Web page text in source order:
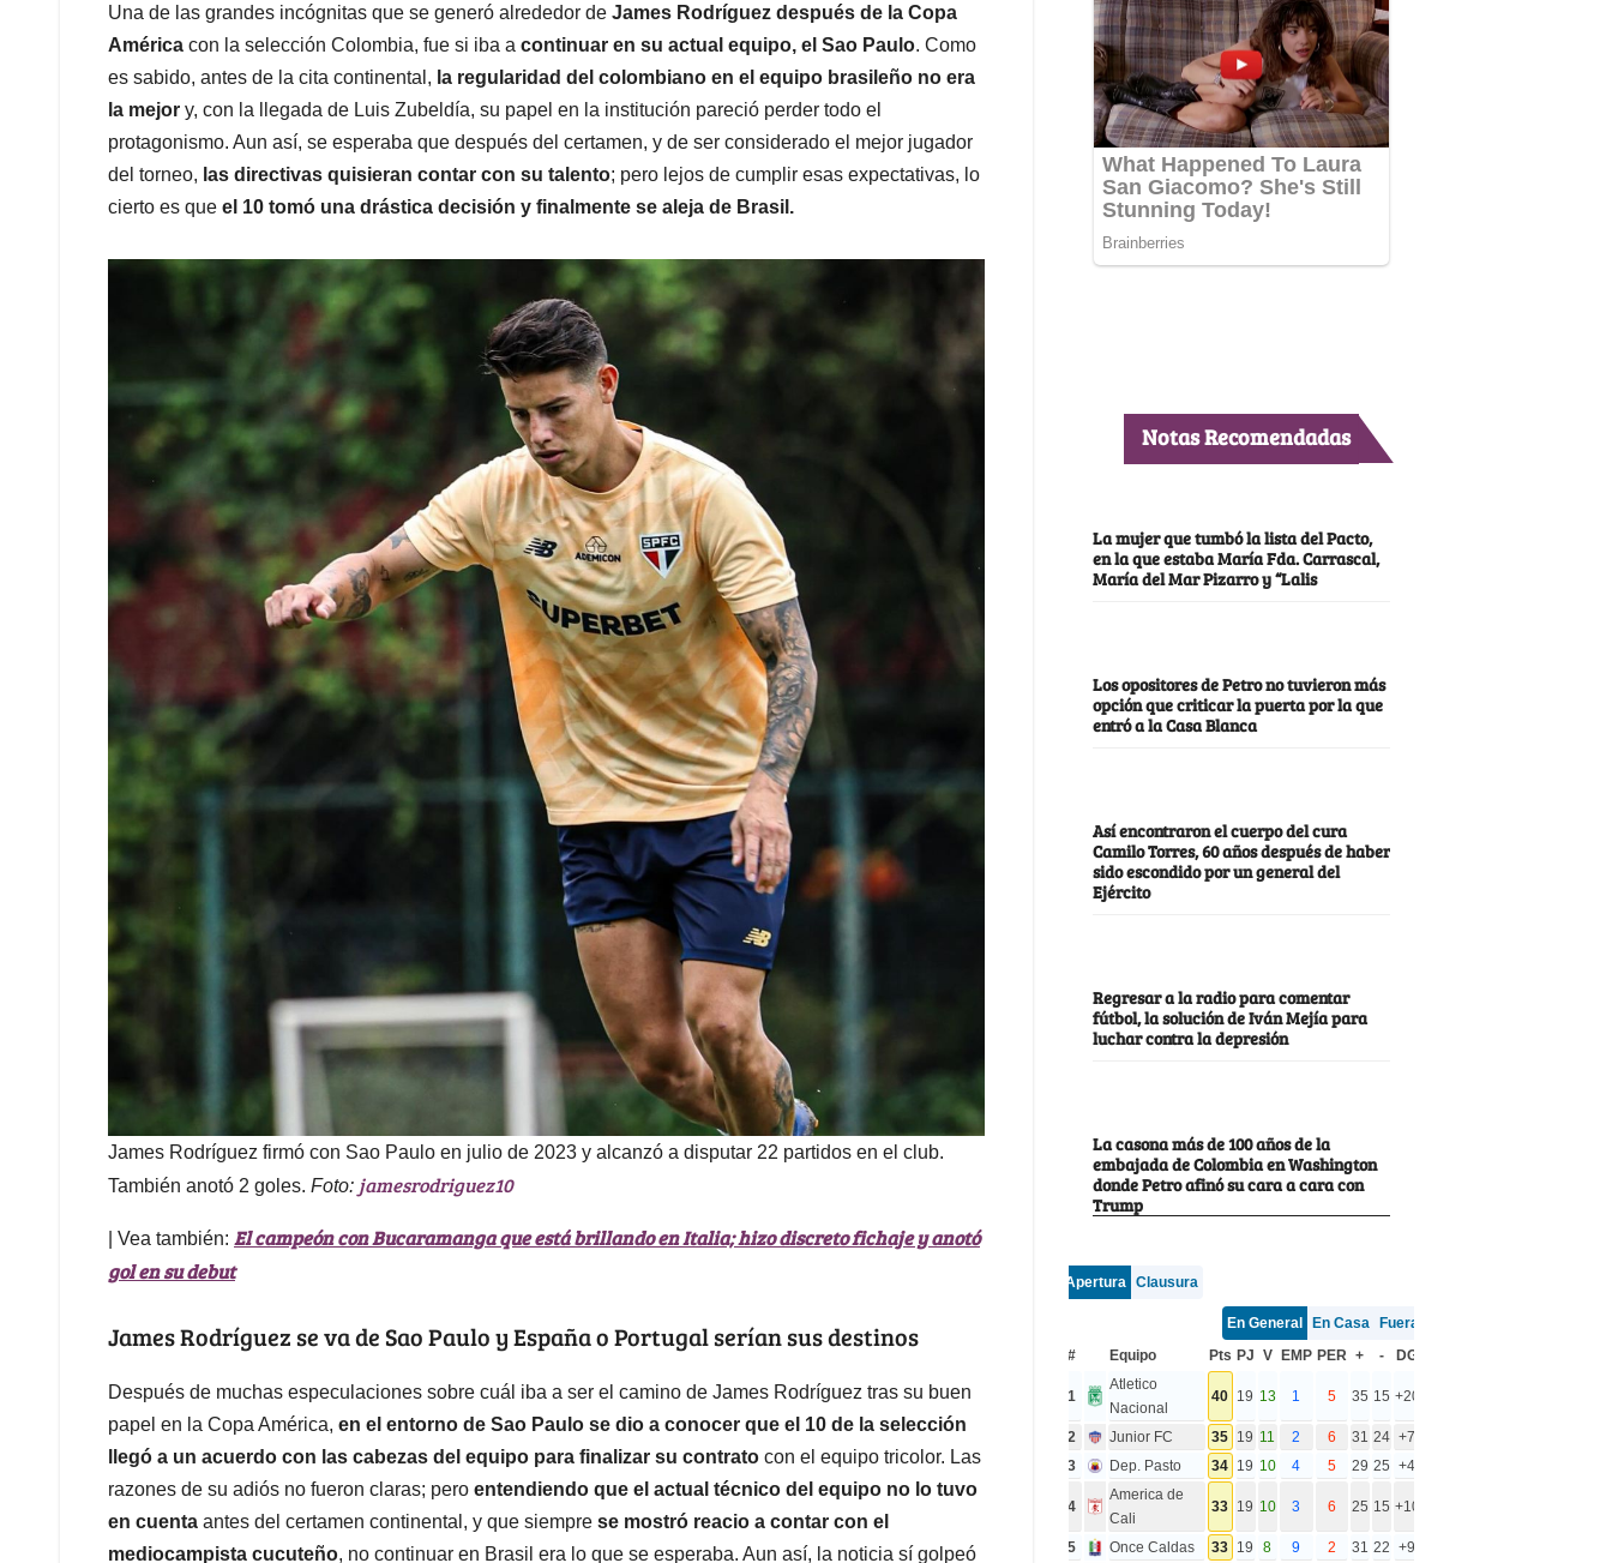
A
p
p
o
o
k
d
I
n
d
s
Una de las grandes incógnitas que se generó alrededor de James Rodríguez después de la Copa
América con la selección Colombia, fue si iba a continuar en su actual equipo, el Sao Paulo. Como
es sabido, antes de la cita continental, la regularidad del colombiano en el equipo brasileño no era
la mejor y, con la llegada de Luis Zubeldía, su papel en la institución pareció perder todo el
protagonismo. Aun así, se esperaba que después del certamen, y de ser considerado el mejor jugador
del torneo, las directivas quisieran contar con su talento; pero lejos de cumplir esas expectativas, lo
cierto es que el 10 tomó una drástica decisión y finalmente se aleja de Brasil.
James Rodríguez firmó con Sao Paulo en julio de 2023 y alcanzó a disputar 22 partidos en el club.
También anotó 2 goles. Foto: jamesrodriguez10
| Vea también: El campeón con Bucaramanga que está brillando en Italia; hizo discreto fichaje y anotó
gol en su debut
James Rodríguez se va de Sao Paulo y España o Portugal serían sus destinos
Después de muchas especulaciones sobre cuál iba a ser el camino de James Rodríguez tras su buen
papel en la Copa América, en el entorno de Sao Paulo se dio a conocer que el 10 de la selección
llegó a un acuerdo con las cabezas del equipo para finalizar su contrato con el equipo tricolor. Las
razones de su adiós no fueron claras; pero entendiendo que el actual técnico del equipo no lo tuvo
en cuenta antes del certamen continental, y que siempre se mostró reacio a contar con el
mediocampista cucuteño, no continuar en Brasil era lo que se esperaba. Aun así, la noticia sí golpeó
Notas Recomendadas
La mujer que tumbó la lista del Pacto,
en la que estaba María Fda. Carrascal,
María del Mar Pizarro y “Lalis
Los opositores de Petro no tuvieron más
opción que criticar la puerta por la que
entró a la Casa Blanca
Así encontraron el cuerpo del cura
Camilo Torres, 60 años después de haber
sido escondido por un general del
Ejército
Regresar a la radio para comentar
fútbol, la solución de Iván Mejía para
luchar contra la depresión
La casona más de 100 años de la
embajada de Colombia en Washington
donde Petro afinó su cara a cara con
Trump
Apertura Clausura
En General En Casa
Fuera
#
Equipo Pts PJ V EMP PER + - DG
1
Atletico
Nacional
40 19 13 1 5 35 15 +20
2 Junior FC 35 19 11 2 6 31 24 +7
3
Dep. Pasto 34 19 10 4 5 29 25 +4
4
America de
Cali
33 19 10 3 6 25 15 +10
5 Once Caldas 33 19 8 9 2 31 22 +9